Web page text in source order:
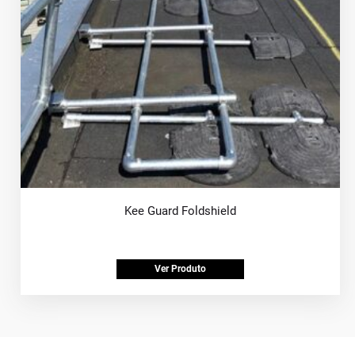
Kee Guard Foldshield
Ver Produto